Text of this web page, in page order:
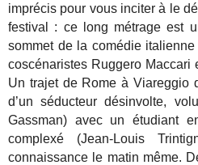
imprécis pour vous inciter à le
festival : ce long métrage est
sommet de la comédie
coscénaristes Ruggero
Un trajet de Rome à Viareggio
d’un séducteur désinvolte,
Gassman) avec un étudiant
complexé (Jean-Louis
connaissance le matin même.